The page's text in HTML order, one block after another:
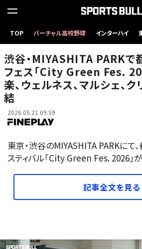
TOP バーチャル高校野球 インターハイ
渋谷・MIYASHITA PARKで
フェス「City Green Fes.
楽、ウェルネス、マルシェ、
結
2026.05.21 09:59
東京・渋谷のMIYASHITA PARKにて
スティバル「City Green Fes. 2026」
記事全文を見る